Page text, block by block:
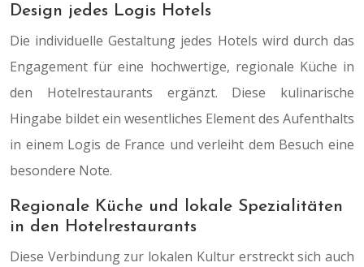
Design jedes Logis Hotels
Die individuelle Gestaltung jedes Hotels wird durch das
Engagement für eine hochwertige, regionale Küche in
den Hotelrestaurants ergänzt. Diese kulinarische
Hingabe bildet ein wesentliches Element des Aufenthalts
in einem Logis de France und verleiht dem Besuch eine
besondere Note.
Regionale Küche und lokale Spezialitäten
in den Hotelrestaurants
Diese Verbindung zur lokalen Kultur erstreckt sich auch